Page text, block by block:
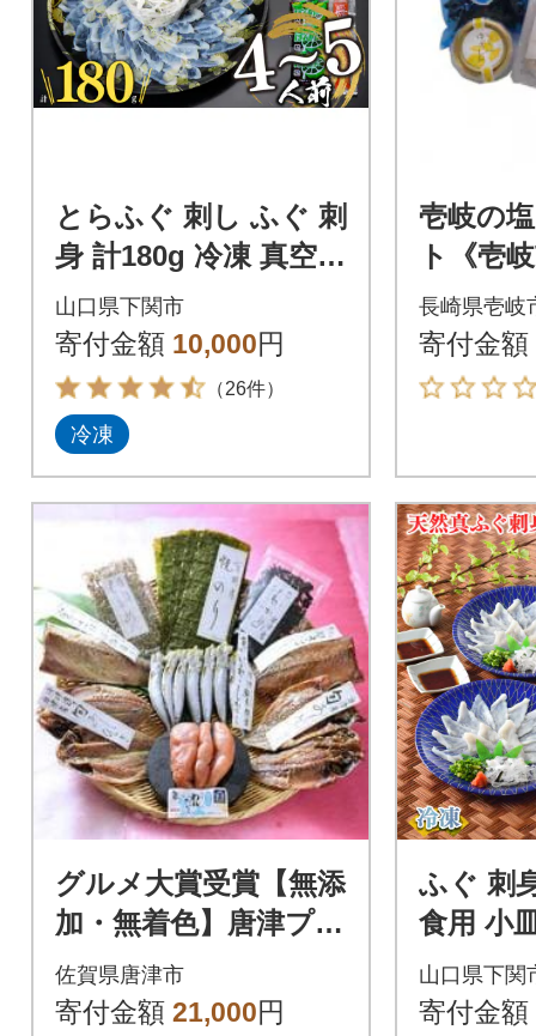
とらふぐ 刺し ふぐ 刺
身 計180g 冷凍 真空
下関市 山口 刺し身 鮮
魚 BV024
山口県下関市
寄付金額 10,000円
（26件）
冷凍
壱岐の
ト《壱
長崎県壱岐
寄付金額
グルメ大賞受賞【無添
加・無着色】唐津プレ
ミアム 旅亭の朝食セ
ット
佐賀県唐津市
寄付金額 21,000円
ふぐ 刺
食用 小
人前
山口県下関
寄付金額